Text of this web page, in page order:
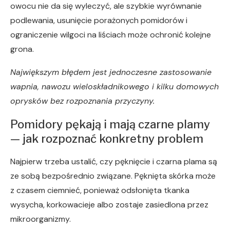
owocu nie da się wyleczyć, ale szybkie wyrównanie
podlewania, usunięcie porażonych pomidorów i
ograniczenie wilgoci na liściach może ochronić kolejne
grona.
Największym błędem jest jednoczesne zastosowanie
wapnia, nawozu wieloskładnikowego i kilku domowych
oprysków bez rozpoznania przyczyny.
Pomidory pękają i mają czarne plamy
— jak rozpoznać konkretny problem
Najpierw trzeba ustalić, czy pęknięcie i czarna plama są
ze sobą bezpośrednio związane. Pęknięta skórka może
z czasem ciemnieć, ponieważ odsłonięta tkanka
wysycha, korkowacieje albo zostaje zasiedlona przez
mikroorganizmy.